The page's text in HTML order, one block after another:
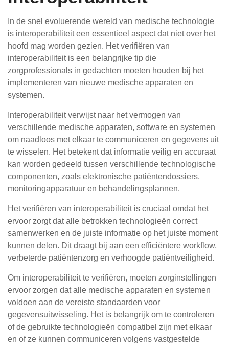
In de snel evoluerende wereld van medische technologie
is interoperabiliteit een essentieel aspect dat niet over het
hoofd mag worden gezien. Het verifiëren van
interoperabiliteit is een belangrijke tip die
zorgprofessionals in gedachten moeten houden bij het
implementeren van nieuwe medische apparaten en
systemen.
Interoperabiliteit verwijst naar het vermogen van
verschillende medische apparaten, software en systemen
om naadloos met elkaar te communiceren en gegevens uit
te wisselen. Het betekent dat informatie veilig en accuraat
kan worden gedeeld tussen verschillende technologische
componenten, zoals elektronische patiëntendossiers,
monitoringapparatuur en behandelingsplannen.
Het verifiëren van interoperabiliteit is cruciaal omdat het
ervoor zorgt dat alle betrokken technologieën correct
samenwerken en de juiste informatie op het juiste moment
kunnen delen. Dit draagt bij aan een efficiëntere workflow,
verbeterde patiëntenzorg en verhoogde patiëntveiligheid.
Om interoperabiliteit te verifiëren, moeten zorginstellingen
ervoor zorgen dat alle medische apparaten en systemen
voldoen aan de vereiste standaarden voor
gegevensuitwisseling. Het is belangrijk om te controleren
of de gebruikte technologieën compatibel zijn met elkaar
en of ze kunnen communiceren volgens vastgestelde